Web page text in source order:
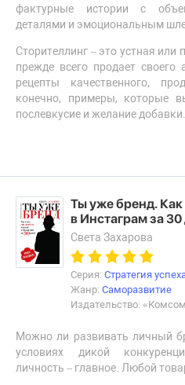
фактурные истории с
деталями и эмоциональным
Сторителлинг – это устная или
прежде всего продает
рецепты качественного,
конечно, примеры, которые
послевкусие и желание добавки.
Ты уже бренд.
в Инстаграм за 30
Света Захарова
Серия: Стратегия
Жанр: Саморазвитие
Издательство:
Можно ли развивать личный
условиях дикой
личность – главное. Любой